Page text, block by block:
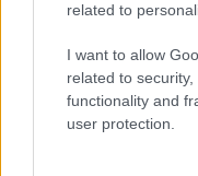
related to
I want to allow
related to
functionality and
user protection.